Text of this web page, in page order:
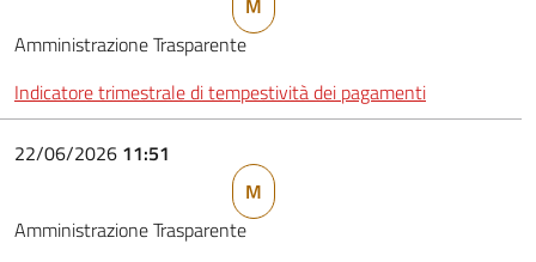
M
Amministrazione Trasparente
Indicatore trimestrale di tempestività dei pagamenti
22/06/2026 11:51
M
Amministrazione Trasparente